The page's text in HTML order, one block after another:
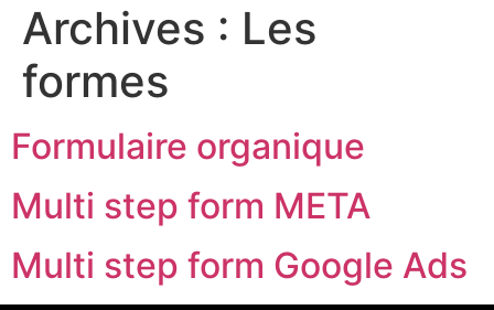
Archives : Les
formes
Formulaire organique
Multi step form META
Multi step form Google Ads